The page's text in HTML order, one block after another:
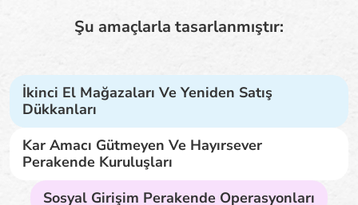
Şu amaçlarla tasarlanmıştır:
İkinci El Mağazaları Ve Yeniden Satış
Dükkanları
Kar Amacı Gütmeyen Ve Hayırsever
Perakende Kuruluşları
Sosyal Girişim Perakende Operasyonları